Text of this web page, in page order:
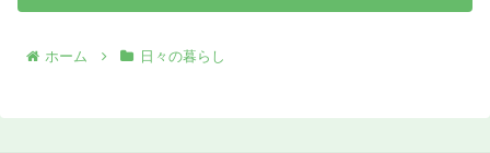
ホーム 日々の暮らし